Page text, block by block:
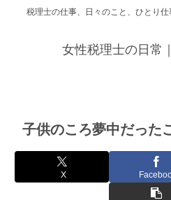
税理士の仕事、日々のこと、ひとり仕
女性税理士の日常
子供のころ夢中だった
X